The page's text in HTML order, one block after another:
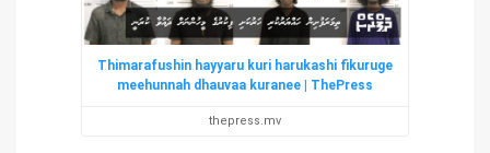
Thimarafushin hayyaru kuri harukashi fikuruge
meehunnah dhauvaa kuranee | ThePress
thepress.mv